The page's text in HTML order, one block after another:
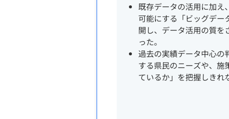
既存データの活用に加え
可能にする「ビッグデー
開し、データ活用の質を
った。
過去の実績データ中心の
する県民のニーズや、施
ているか」を把握しきれ